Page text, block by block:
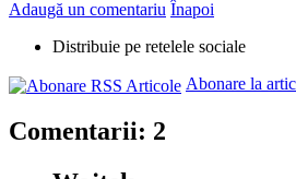
Adaugă un comentariu Înapoi
Distribuie pe retelele sociale
Abonare la
Comentarii: 2